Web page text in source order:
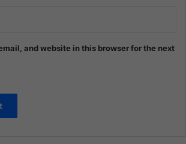
and website in this browser for the next